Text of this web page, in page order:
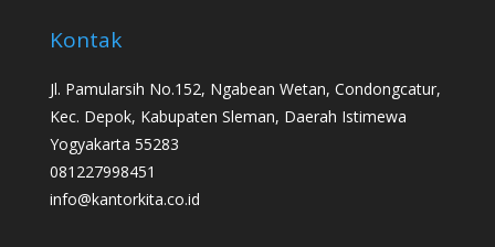
Kontak
Jl. Pamularsih No.152, Ngabean Wetan, Condongcatur,
Kec. Depok, Kabupaten Sleman, Daerah Istimewa
Yogyakarta 55283
081227998451
info@kantorkita.co.id